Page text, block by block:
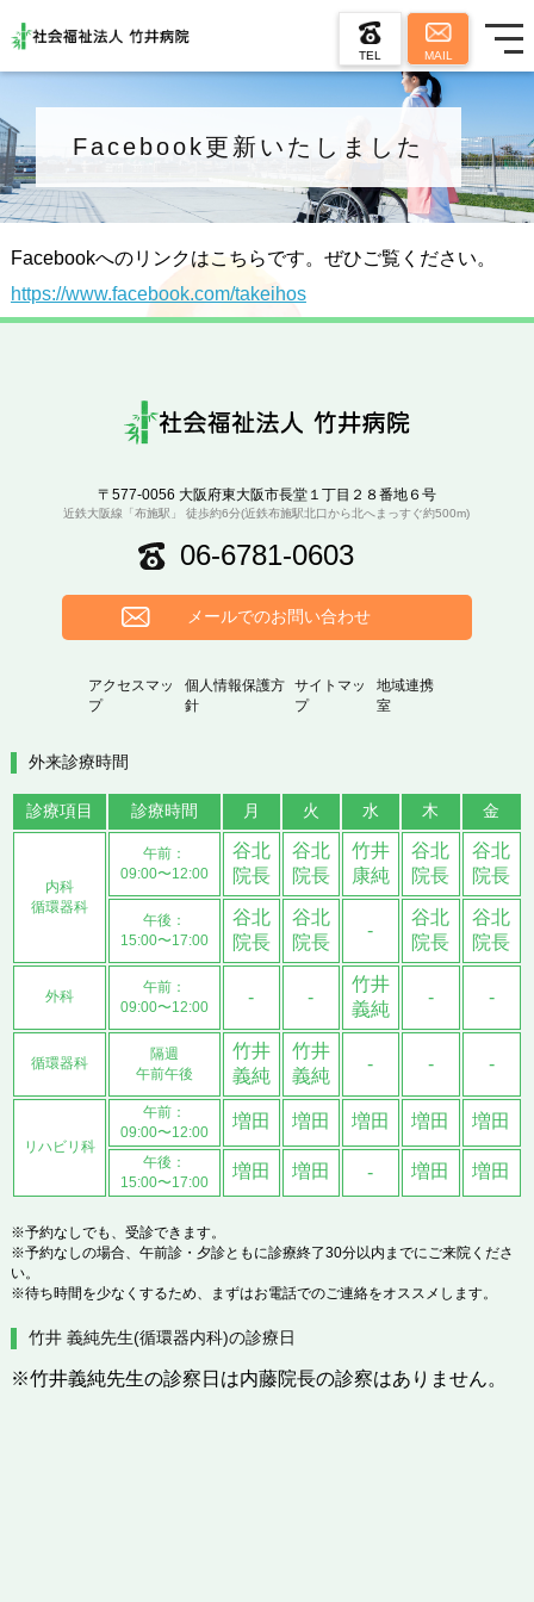
TEL MAIL
Facebook更新いたしました
Facebookへのリンクはこちらです。ぜひご覧ください。
https://www.facebook.com/takeihos
〒577-0056 大阪府東大阪市長堂１丁目２８番地６号
近鉄大阪線「布施駅」 徒歩約6分(近鉄布施駅北口から北へまっすぐ約500m)
06-6781-0603
メールでのお問い合わせ
アクセスマッ
プ
個人情報保護方
針
サイトマッ
プ
地域連携
室
外来診療時間
診療項目 診療時間 月 火 水 木 金
内科
循環器科
午前：
09:00〜12:00
谷北
院長
谷北
院長
竹井
康純
谷北
院長
谷北
院長
午後：
15:00〜17:00
谷北
院長
谷北
院長
-
谷北
院長
谷北
院長
外科
午前：
09:00〜12:00
- -
竹井
義純
- -
循環器科
隔週
午前午後
竹井
義純
竹井
義純
- - -
リハビリ科
午前：
09:00〜12:00
増田 増田 増田 増田 増田
午後：
15:00〜17:00
増田 増田 - 増田 増田
※予約なしでも、受診できます。
※予約なしの場合、午前診・夕診ともに診療終了30分以内までにご来院くださ
い。
※待ち時間を少なくするため、まずはお電話でのご連絡をオススメします。
竹井 義純先生(循環器内科)の診療日
※竹井義純先生の診察日は内藤院長の診察はありません。